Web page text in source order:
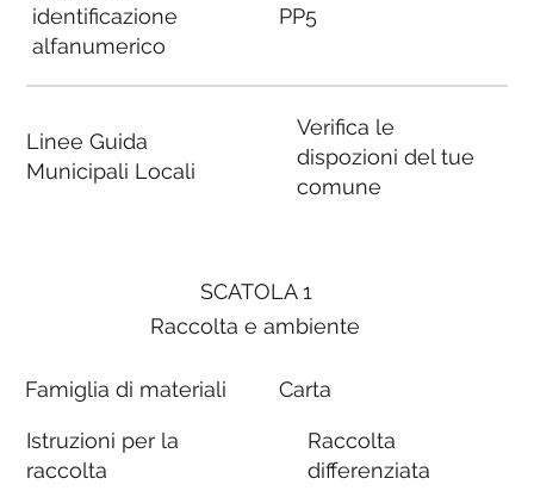
SCATOLA 1
Raccolta e ambiente
Famiglia di materiali
Istruzioni per la
raccolta
Carta
Raccolta
differenziata
identificazione
alfanumerico
Linee Guida
Municipali Locali
PP5
Verifica le
dispozioni del tue
comune